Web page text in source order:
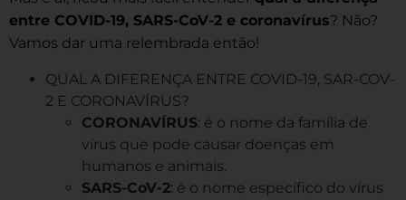
entre COVID-19, SARS-CoV-2 e coronavírus? Não?
Vamos dar uma relembrada então!
QUAL A DIFERENÇA ENTRE COVID-19, SAR-COV-
2 E CORONAVÍRUS?
CORONAVÍRUS: é o nome da família de
vírus que pode causar doenças em
humanos e animais.
SARS-CoV-2: é o nome específico do vírus